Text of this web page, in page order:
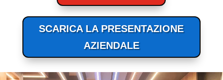
SCARICA LA PRESENTAZIONE
AZIENDALE